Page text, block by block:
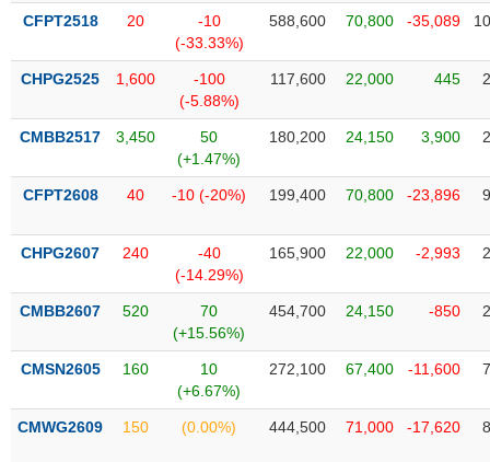
liệu
Tâm
lý
trường
CFPT2518 20
-10
(-33.33%)
588,600 70,800 -35,089
CHPG2525 1,600
-100
(-5.88%)
117,600 22,000 445
CMBB2517 3,450
50
(+1.47%)
180,200 24,150 3,900
CFPT2608 40 -10 (-20%) 199,400 70,800 -23,896
CHPG2607 240
-40
(-14.29%)
165,900 22,000 -2,993
CMBB2607 520
70
(+15.56%)
454,700 24,150 -850
CMSN2605 160
10
(+6.67%)
272,100 67,400 -11,600
CMWG2609 150 (0.00%) 444,500 71,000 -17,620
TIÊU
KHÔNG
YẾU
TIÊU
DÙNG
YẾU